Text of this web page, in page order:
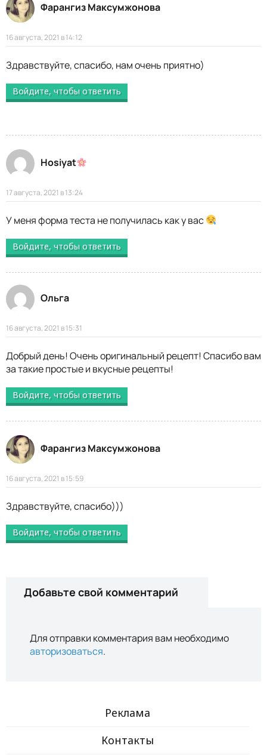
Фарангиз Максумжонова
16 августа, 2021 в 14:12
Здравствуйте, спасибо, нам очень приятно)
Войдите, чтобы ответить
Hosiyat
17 августа, 2021 в 13:24
У меня форма теста не получилась как у вас
Войдите, чтобы ответить
Ольга
16 августа, 2021 в 15:31
Добрый день! Очень оригинальный рецепт! Спасибо вам
за такие простые и вкусные рецепты!
Войдите, чтобы ответить
Фарангиз Максумжонова
16 августа, 2021 в 15:59
Здравствуйте, спасибо)))
Войдите, чтобы ответить
Добавьте свой комментарий
Для отправки комментария вам необходимо
авторизоваться.
Реклама
Контакты